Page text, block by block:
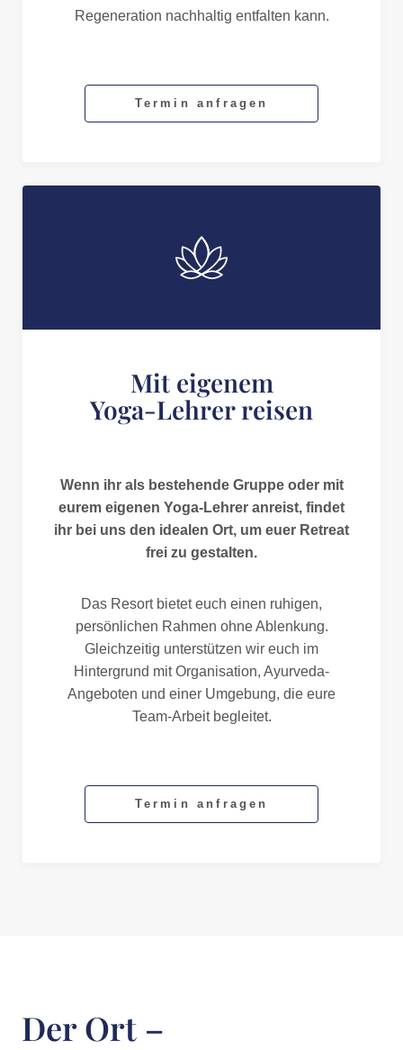
Regeneration nachhaltig entfalten kann.
Termin anfragen
Mit eigenem
Yoga-Lehrer reisen
Wenn ihr als bestehende Gruppe oder mit
eurem eigenen Yoga-Lehrer anreist, findet
ihr bei uns den idealen Ort, um euer Retreat
frei zu gestalten.
Das Resort bietet euch einen ruhigen,
persönlichen Rahmen ohne Ablenkung.
Gleichzeitig unterstützen wir euch im
Hintergrund mit Organisation, Ayurveda-
Angeboten und einer Umgebung, die eure
Team-Arbeit begleitet.
Termin anfragen
Der Ort –